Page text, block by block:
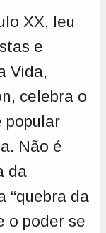
XX, leu
e
Vida,
celebra o
popular
Não é
da
“quebra da
o poder se